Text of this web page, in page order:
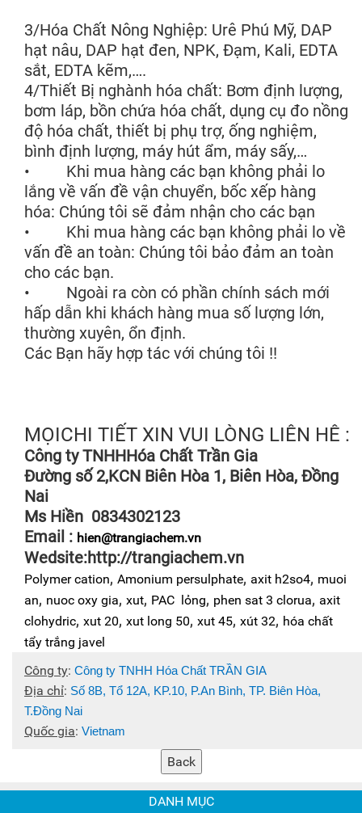
3/Hóa Chất Nông Nghiệp: Urê Phú Mỹ, DAP
hạt nâu, DAP hạt đen, NPK, Đạm, Kali, EDTA
sắt, EDTA kẽm,….
4/Thiết Bị nghành hóa chất: Bơm định lượng,
bơm láp, bồn chứa hóa chất, dụng cụ đo nồng
độ hóa chất, thiết bị phụ trợ, ống nghiệm,
bình định lượng, máy hút ẩm, máy sấy,…
• Khi mua hàng các bạn không phải lo
lắng về vấn đề vận chuyển, bốc xếp hàng
hóa: Chúng tôi sẽ đảm nhận cho các bạn
• Khi mua hàng các bạn không phải lo về
vấn đề an toàn: Chúng tôi bảo đảm an toàn
cho các bạn.
• Ngoài ra còn có phần chính sách mới
hấp dẫn khi khách hàng mua số lượng lớn,
thường xuyên, ổn định.
Các Bạn hãy hợp tác với chúng tôi !!
MỌICHI TIẾT XIN VUI LÒNG LIÊN HÊ :
Công ty TNHHHóa Chất Trần Gia
Đường số 2,KCN Biên Hòa 1, Biên Hòa, Đồng
Nai
Ms Hiền 0834302123
Email : hien@trangiachem.vn
Wedsite:http://trangiachem.vn
Polymer cation, Amonium persulphate, axit h2so4, muoi
an, nuoc oxy gia, xut, PAC lỏng, phen sat 3 clorua, axit
clohydric, xut 20, xut long 50, xut 45, xút 32, hóa chất
tẩy trắng javel
Công ty: Công ty TNHH Hóa Chất TRẦN GIA
Địa chỉ: Số 8B, Tổ 12A, KP.10, P.An Bình, TP. Biên Hòa,
T.Đồng Nai
Quốc gia: Vietnam
DANH MỤC